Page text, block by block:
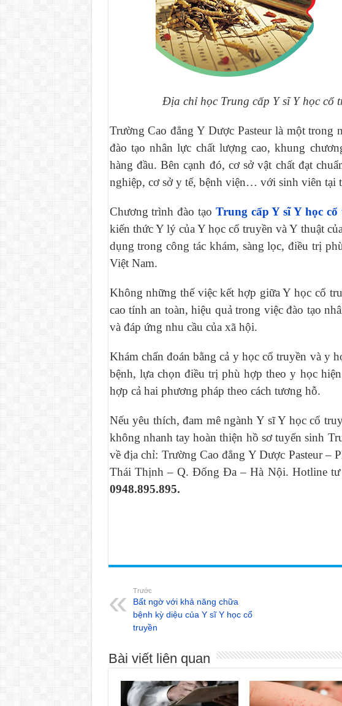
Địa chỉ học Trung cấp Y sĩ Y học cổ
Trường Cao đẳng Y Dược Pasteur là một
đào tạo nhân lực chất lượng cao, khung
hàng đầu. Bên cạnh đó, cơ sở vật chất đạt
nghiệp, cơ sở y tế, bệnh viện… với sinh viên tại
Chương trình đào tạo Trung cấp Y sĩ Y học cổ
kiến thức Y lý của Y học cổ truyền và Y thuật
dụng trong công tác khám, sàng lọc, điều trị
Việt Nam.
Không những thế việc kết hợp giữa Y học cổ
cao tính an toàn, hiệu quả trong việc đào tạo
và đáp ứng nhu cầu của xã hội.
Khám chẩn đoán bằng cả y học cổ truyền và y
bệnh, lựa chọn điều trị phù hợp theo y học
hợp cả hai phương pháp theo cách tương hỗ.
Nếu yêu thích, đam mê ngành Y sĩ Y học cổ
không nhanh tay hoàn thiện hồ sơ tuyển sinh
về địa chỉ: Trường Cao đẳng Y Dược Pasteur –
Thái Thịnh – Q. Đống Đa – Hà Nội. Hotline
0948.895.895.
Trước
Bất ngờ với khả năng chữa
bệnh kỳ diệu của Y sĩ Y học cổ
truyền
Bài viết liên quan